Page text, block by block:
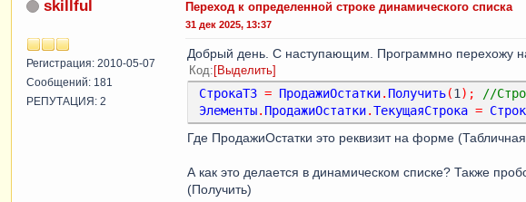
skillful
Регистрация: 2010-05-07
Сообщений: 181
РЕПУТАЦИЯ: 2
Переход к определенной строке динамического списка
31 дек 2025, 13:37
Добрый день. С наступающим. Программно перехожу
Код Выделить
СтрокаТЗ = ПродажиОстатки. Получить(1 );
//
Элементы. ПродажиОстатки.ТекущаяСтрока =
Где ПродажиОстатки это реквизит на форме (Табличная
А как это делается в динамическом списке? Также
(Получить)